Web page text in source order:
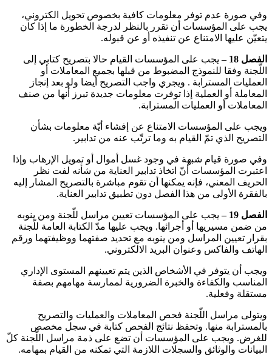
وفي صورة عدم توفر معلومات كافية بخصوص تحويل الكتروني،
يجب على المؤسسات أن تقرر بالنظر لدرجة الخطورة ما إذا كان
يتعيّن عليها الامتناع عن تنفيذه أو عن قبوله.
الفصل 18 –
يجب على المؤسسات القيام حالا بتصريح كتابي إلى
اللّجنة وفقا للنموذج المضبوط من قبلها بجميع المعاملات أو
العمليات المسترابة . ويجري واجب التصريح أيضا ولو بعد إنجاز
المعاملة أو العملية إذا توفرت معلومات جديدة تبرز أنها من صنف
المعاملات أو العمليات المسترابة.
ويجب على المؤسسات الامتناع عن إفشاء أيّة معلومات بشأن
التصريح الذي تمّ القيام به وما ترتّب عنه من تدابير .
وفي صورة قيام شبهة في وجود غسل أموال أو تمويل الإرهاب وإذا
اعتبرت المؤسسات أنّ اتخاذ تدابير العناية من شأنه لفت نظر
الحريف المعني، فإنه يمكنها أن تقوم مباشرة بالتصريح المشار إليه
بالفقرة الأولى من هذا الفصل دون تطبيق تدابير العناية.
الفصل 19 –
يجب على المؤسسات تعيين مراسل للّجنة ومن ينوبه
من ضمن مسيريها أو أجرائها. ويجب عليها مدّ الكتابة العامة للّجنة
بقرار تعيين المراسل ومن ينوبه مع تحديد صفتهما ووظيفتهما ورقم
الهاتف والفاكس وعنوان البريد الالكتروني.
ويجب أن يتوفر في الأشخاص الذين يتم تعيينهم المستوى الإداري
المناسب والكفاءة والخبرة الضرورية لممارسة مهامهم بصفة
مستقلة وفعلية.
ويتولى مراسل اللّجنة فحص المعاملات والعمليات والتصريح
بالمسترابة منها. وتحفظ نتائج الفحص كتابة في سجل مخصص
للغرض. ويجب على المؤسسات أن تضع على ذمة مراسل اللّجنة كلّ
البيانات والوثائق والسجلات اللازمة التي تمكنه من القيام بمهامه.